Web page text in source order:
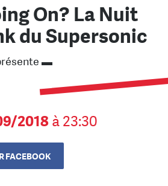
On? La Nuit
du Supersonic
▬
2018à 23:30
FACEBOOK